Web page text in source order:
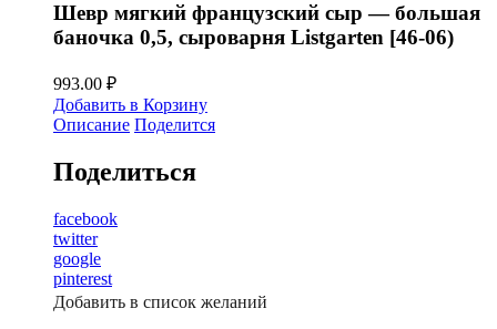
Шевр мягкий французский сыр — большая
баночка 0,5, сыроварня Listgarten [46-06)
993.00 ₽
Добавить в Корзину
Описание Поделится
Поделиться
facebook
twitter
google
pinterest
Добавить в список желаний